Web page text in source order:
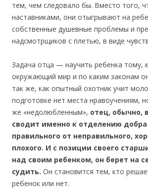
тем, чем следовало бы. Вместо того,
наставниками, они отыгрывают на
собственные душевные проблемы и
надсмотрщиков с плетью, в виде
Задача отца — научить ребенка тому,
окружающий мир и по каким законам
так же, как опытный охотник учит
подготовке нет места нравоучениям,
же «недолюбленным», отец, обычно,
сводит именно к отделению добра
правильного от неправильного,
плохого. И с позиции своего
над своим ребенком, он берет на
судить. Он становится тем, кто
ребенок или нет.